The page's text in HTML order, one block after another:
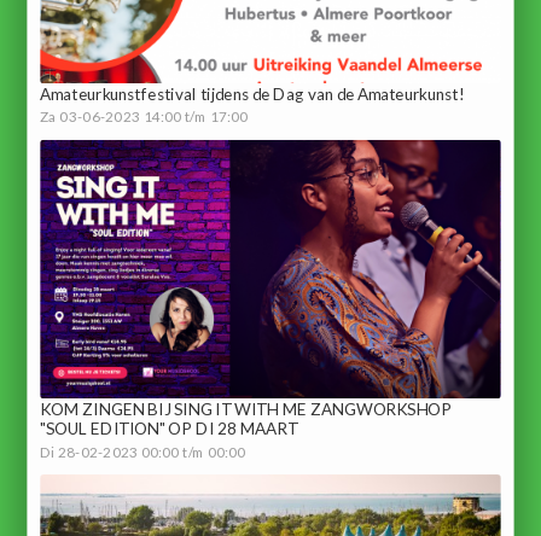
Amateurkunstfestival tijdens de Dag van de Amateurkunst!
Za 03-06-2023 14:00 t/m 17:00
KOM ZINGEN BIJ SING IT WITH ME ZANGWORKSHOP
"SOUL EDITION" OP DI 28 MAART
Di 28-02-2023 00:00 t/m 00:00